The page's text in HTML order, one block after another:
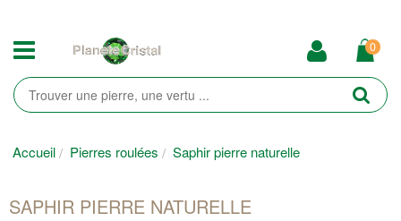
0
Accueil Pierres roulées Saphir pierre naturelle
SAPHIR PIERRE NATURELLE